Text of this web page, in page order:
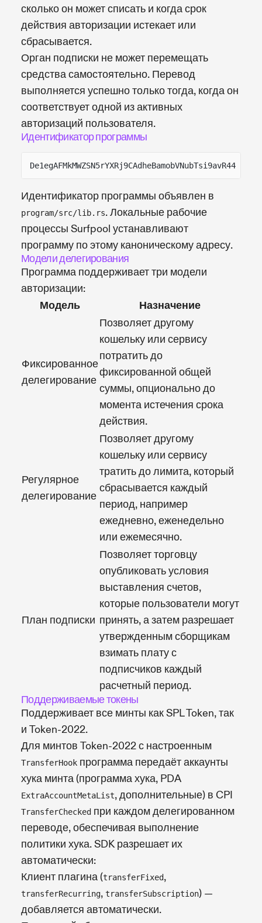
сколько он может списать и когда срок
действия авторизации истекает или
сбрасывается.
Орган подписки не может перемещать
средства самостоятельно. Перевод
выполняется успешно только тогда, когда он
соответствует одной из активных
авторизаций пользователя.
Идентификатор программы
De1egAFMkMWZSN5rYXRj9CAdheBamobVNubTsi9avR44
Идентификатор программы объявлен в
program/src/lib.rs. Локальные рабочие
процессы Surfpool устанавливают
программу по этому каноническому адресу.
Модели делегирования
Программа поддерживает три модели
авторизации:
Модель
Назначение
Фиксированное
делегирование
Позволяет другому
кошельку или сервису
потратить до
фиксированной общей
суммы, опционально до
момента истечения срока
действия.
Регулярное
делегирование
Позволяет другому
кошельку или сервису
тратить до лимита, который
сбрасывается каждый
период, например
ежедневно, еженедельно
или ежемесячно.
План подписки
Позволяет торговцу
опубликовать условия
выставления счетов,
которые пользователи могут
принять, а затем разрешает
утвержденным сборщикам
взимать плату с
подписчиков каждый
расчетный период.
Поддерживаемые токены
Поддерживает все минты как SPL Token, так
и Token-2022.
Для минтов Token-2022 с настроенным
TransferHook программа передаёт аккаунты
хука минта (программа хука, PDA
ExtraAccountMetaList, дополнительные) в CPI
TransferChecked при каждом делегированном
переводе, обеспечивая выполнение
политики хука. SDK разрешает их
автоматически:
Клиент плагина (transferFixed,
transferRecurring, transferSubscription) —
добавляется автоматически.